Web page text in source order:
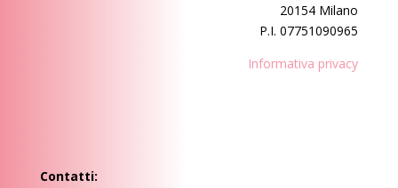
20154 Milano
P.I. 07751090965
Informativa privacy
Contatti: